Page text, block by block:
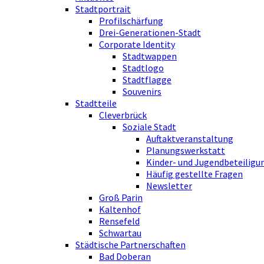
Stadtportrait
Profilschärfung
Drei-Generationen-Stadt
Corporate Identity
Stadtwappen
Stadtlogo
Stadtflagge
Souvenirs
Stadtteile
Cleverbrück
Soziale Stadt
Auftaktveranstaltung
Planungswerkstatt
Kinder- und
Häufig gestellte Fragen
Newsletter
Groß Parin
Kaltenhof
Rensefeld
Schwartau
Städtische Partnerschaften
Bad Doberan